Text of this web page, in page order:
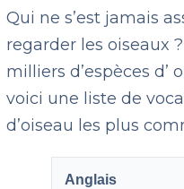
Qui ne s’est jamais
regarder les oiseaux
milliers d’espèces d’
voici une liste de
d’oiseau les plus
Anglais